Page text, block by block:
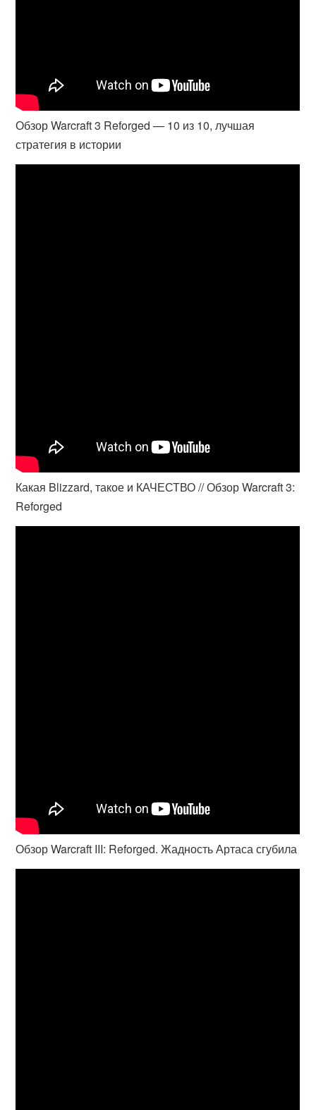
Обзор Warcraft 3 Reforged — 10 из 10, лучшая
стратегия в истории
Какая Blizzard, такое и КАЧЕСТВО // Обзор Warcraft 3:
Reforged
Обзор Warcraft III: Reforged. Жадность Артаса сгубила